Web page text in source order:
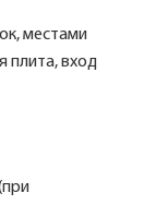
местами
плита, вход